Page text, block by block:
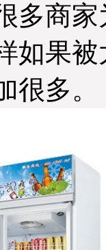
多商
如果
很多。